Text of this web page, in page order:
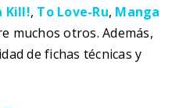
Kill!, To Love-Ru, Manga
muchos otros. Además,
de fichas técnicas y